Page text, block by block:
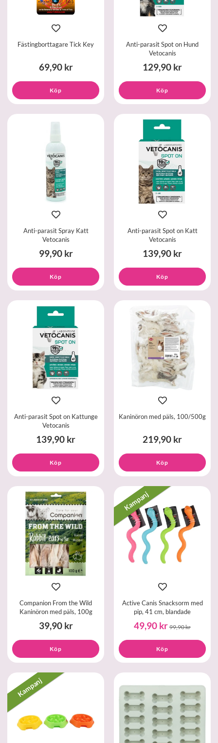
Fästingborttagare Tick Key
69,90 kr
Köp
Anti-parasit Spot on Hund
Vetocanis
129,90 kr
Köp
Anti-parasit Spray Katt
Vetocanis
99,90 kr
Köp
Anti-parasit Spot on Katt
Vetocanis
139,90 kr
Köp
Anti-parasit Spot on Kattunge
Vetocanis
139,90 kr
Köp
Kaninöron med päls, 100/500g
219,90 kr
Köp
Companion From the Wild
Kaninöron med päls, 100g
39,90 kr
Köp
Kampanj
Active Canis Snacksorm med
pip, 41 cm, blandade
49,90 kr 99,90 kr
Köp
Kampanj